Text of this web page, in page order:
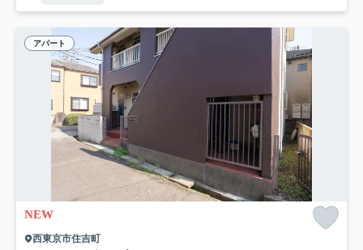
アパート
NEW
西東京市住吉町